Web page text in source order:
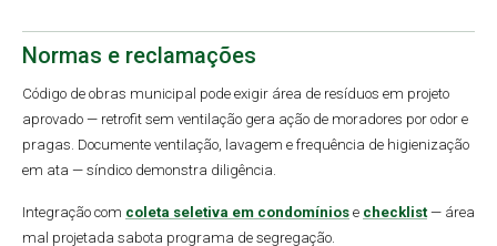
Normas e reclamações
Código de obras municipal pode exigir área de resíduos em projeto
aprovado — retrofit sem ventilação gera ação de moradores por odor e
pragas. Documente ventilação, lavagem e frequência de higienização
em ata — síndico demonstra diligência.
Integração com coleta seletiva em condomínios e checklist — área
mal projetada sabota programa de segregação.